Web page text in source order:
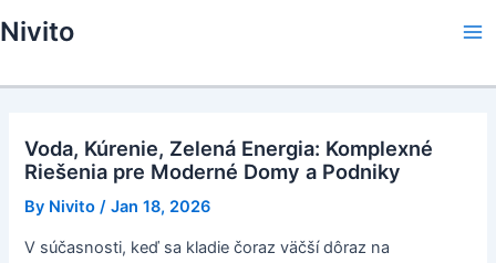
to
Nivito
Voda, Kúrenie, Zelená Energia: Komplexné
Riešenia pre Moderné Domy a Podniky
By Nivito /Jan 18, 2026
V súčasnosti, keď sa kladie čoraz väčší dôraz na